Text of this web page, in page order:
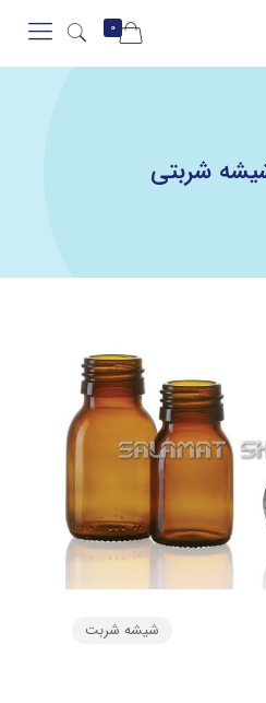
0
شربتی
شیشه شربت